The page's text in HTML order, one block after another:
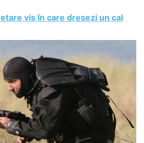
vis în care dresezi un cal